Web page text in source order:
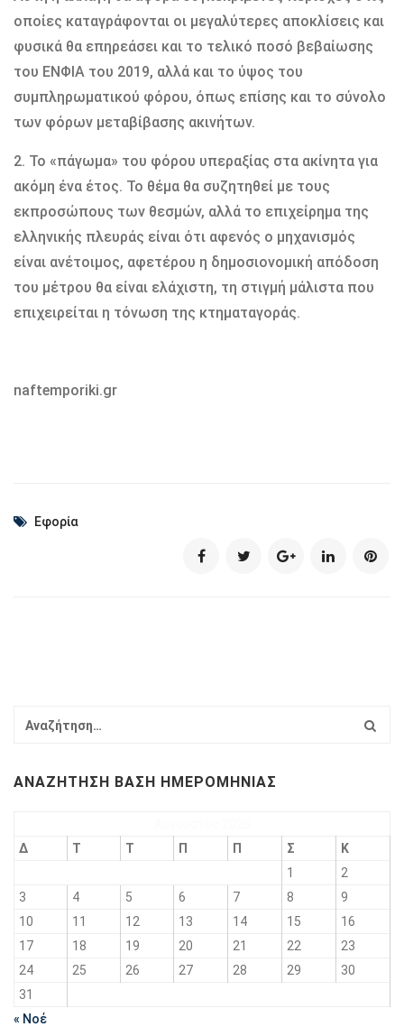
οποίες καταγράφονται οι μεγαλύτερες αποκλίσεις και
φυσικά θα επηρεάσει και το τελικό ποσό βεβαίωσης
του ΕΝΦΙΑ του 2019, αλλά και το ύψος του
συμπληρωματικού φόρου, όπως επίσης και το σύνολο
των φόρων μεταβίβασης ακινήτων.
2. Το «πάγωμα» του φόρου υπεραξίας στα ακίνητα για
ακόμη ένα έτος. Το θέμα θα συζητηθεί με τους
εκπροσώπους των θεσμών, αλλά το επιχείρημα της
ελληνικής πλευράς είναι ότι αφενός ο μηχανισμός
είναι ανέτοιμος, αφετέρου η δημοσιονομική απόδοση
του μέτρου θα είναι ελάχιστη, τη στιγμή μάλιστα που
επιχειρείται η τόνωση της κτηματαγοράς.
naftemporiki.gr
Εφορία
ΑΝΑΖΉΤΗΣΗ ΒΆΣΗ ΗΜΕΡΟΜΗΝΊΑΣ
Δ
Τ Τ Π Π Σ
Κ
1
2
3
4 5 6 7 8
9
10
11 12 13 14 15
16
17
18 19 20 21 22
23
24
25 26 27 28 29
30
31
« Νοέ